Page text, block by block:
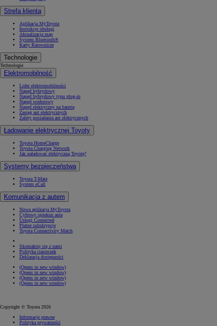
Strefa klienta
Aplikacja MyToyota
Instrukcje obsługi
Aktualizacja map
System Bluetooth®
Karty Ratownicze
Technologie
Technologie
Elektromobilność
Lider elektromobilności
Napęd hybrydowy
Napęd hybrydowy typu plug-in
Napęd wodorowy
Napęd elektryczny na baterię
Zasięg aut elektrycznych
Zalety posiadania aut elektrycznych
Ładowanie elektrycznej Toyoty
Toyota HomeCharge
Toyota Charging Network
Jak naładować elektryczną Toyotę?
Systemy bezpieczeństwa
Toyota T-Mate
System eCall
Komunikacja z autem
Nowa aplikacja MyToyota
Cyfrowy opiekun auta
Usługi Connected
Płatne subskrypcje
Toyota Connectivity Match
Skontaktuj się z nami
Polityka ciasteczek
Deklaracja dostępności
(Opens in new window)
(Opens in new window)
(Opens in new window)
(Opens in new window)
Copyright © Toyota 2026
Informacje prawne
Polityka prywatności